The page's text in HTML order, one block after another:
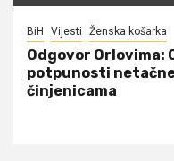
BiH Vijesti Ženska košarka
Odgovor Orlovima:
potpunosti
činjenicama